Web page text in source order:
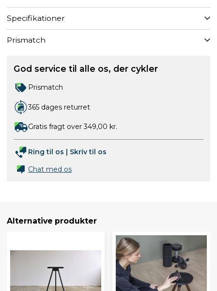
Specifikationer
Prismatch
God service til alle os, der cykler
Prismatch
365 dages returret
Gratis fragt over 349,00 kr.
Ring til os | Skriv til os
Chat med os
Alternative produkter